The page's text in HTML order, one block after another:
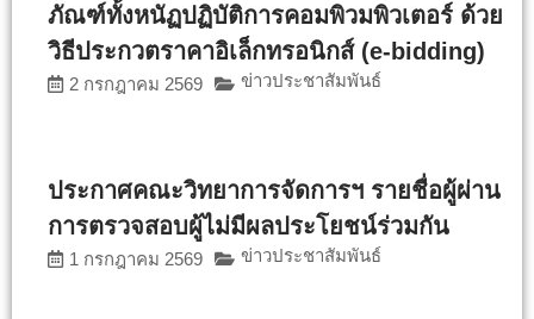
ภัณฑ์ทั้งหนัฏปฏิบัติการคอมพิวมพิวเตอร์ ด้วย
วิธีประกวตราคาอิเล็กทรอนิกส์ (e-bidding)
2 กรกฎาคม 2569 ข่าวประชาสัมพันธ์
ประกาศคณะวิทยาการจัดการฯ รายชื่อผู้ผ่าน
การตรวจสอบผู้ไม่มีผลประโยชน์ร่วมกัน
1 กรกฎาคม 2569 ข่าวประชาสัมพันธ์